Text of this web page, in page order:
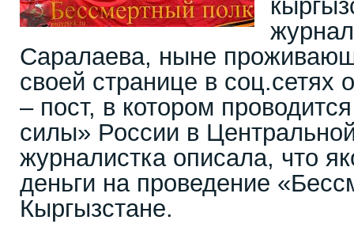
Саралаева, ныне
своей странице в соц.сетях
– пост, в котором
силы» России в
журналистка описала, что
деньги на проведение
Кыргызстане.